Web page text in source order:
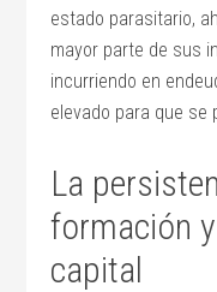
estado parasitario,
mayor parte de sus
incurriendo en
elevado para que se
La
formación
capital